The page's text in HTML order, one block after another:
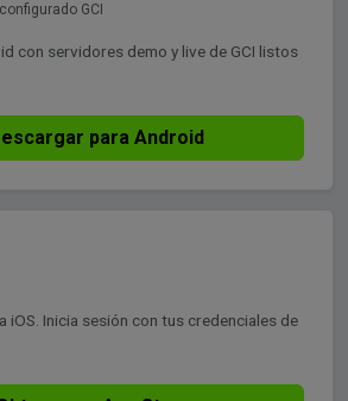
GCI
con servidores demo y live de GCI listos
para Android
iOS. Inicia sesión con tus credenciales de